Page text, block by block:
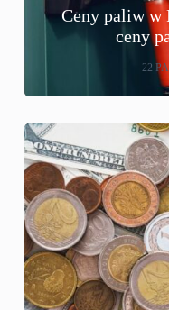
Ceny paliw w
ceny
22